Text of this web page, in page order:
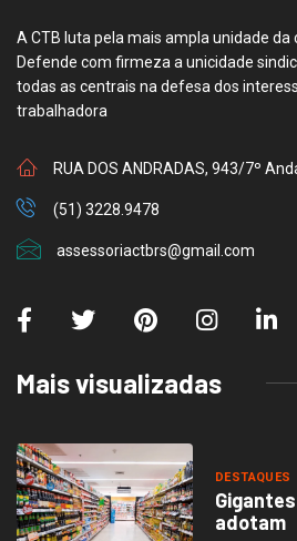
A CTB luta pela mais ampla unidade da
Defende com firmeza a unicidade
todas as centrais na defesa dos
trabalhadora
RUA DOS ANDRADAS, 943/7º
(51) 3228.9478
assessoriactbrs@gmail.com
Mais visualizadas
DESTAQUES
adotam